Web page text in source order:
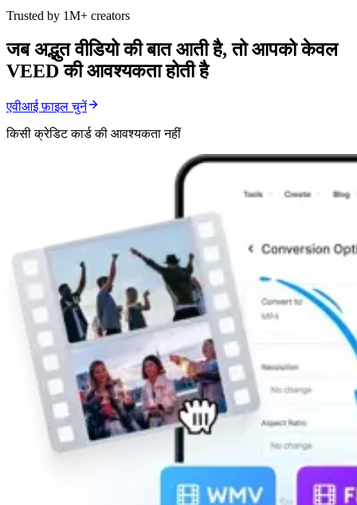
Trusted by 1M+ creators
जब अद्भुत वीडियो की बात आती है, तो आपको केवल
VEED की आवश्यकता होती है
एवीआई फ़ाइल चुनें
किसी क्रेडिट कार्ड की आवश्यकता नहीं